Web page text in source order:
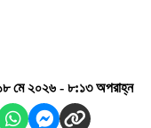
মে ২০২৬ - ৮:১৩ অপরাহ্ন